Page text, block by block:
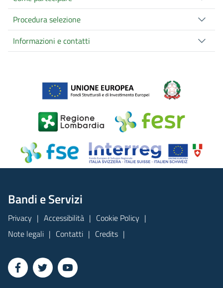
Procedura selezione
Informazioni e contatti
Bandi e Servizi
Privacy Accessibilità
Cookie Policy
Note legali
Contatti Credits